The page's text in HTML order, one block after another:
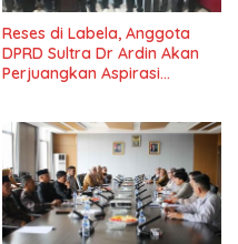
Reses di Labela, Anggota
DPRD Sultra Dr Ardin Akan
Perjuangkan Aspirasi